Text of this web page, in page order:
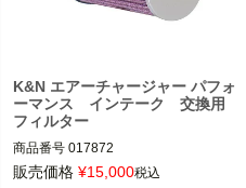
K&N エアーチャージャー パフォ
ーマンス インテーク 交換用
フィルター
商品番号 017872
23/03/10旧型番：84565
販売価格 ¥15,000税込